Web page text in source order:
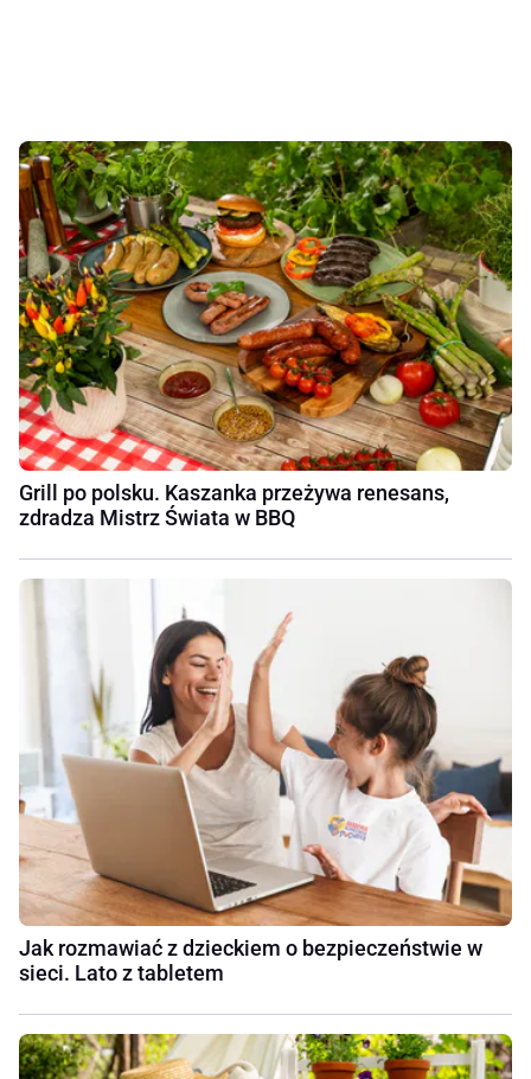
Grill po polsku. Kaszanka przeżywa renesans,
zdradza Mistrz Świata w BBQ
Jak rozmawiać z dzieckiem o bezpieczeństwie w
sieci. Lato z tabletem